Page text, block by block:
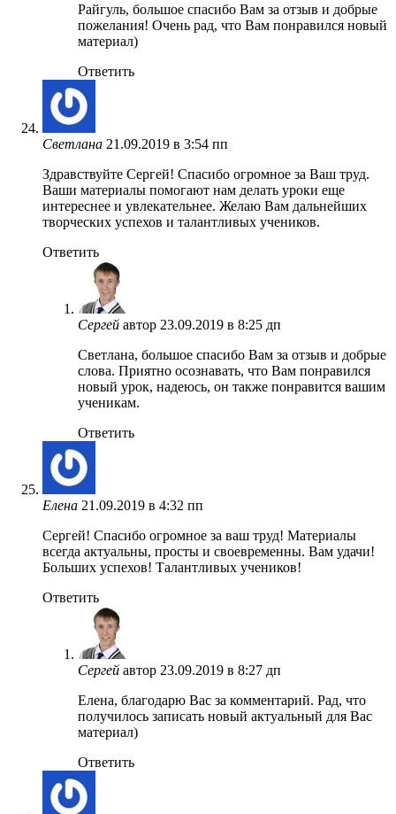
Райгуль, большое спасибо Вам за отзыв и добрые
пожелания! Очень рад, что Вам понравился новый
материал)
Ответить
Светлана 21.09.2019 в 3:54 пп
Здравствуйте Сергей! Спасибо огромное за Ваш труд.
Ваши материалы помогают нам делать уроки еще
интереснее и увлекательнее. Желаю Вам дальнейших
творческих успехов и талантливых учеников.
Ответить
Сергей автор 23.09.2019 в 8:25 дп
Светлана, большое спасибо Вам за отзыв и добрые
слова. Приятно осознавать, что Вам понравился
новый урок, надеюсь, он также понравится вашим
ученикам.
Ответить
Елена 21.09.2019 в 4:32 пп
Сергей! Спасибо огромное за ваш труд! Материалы
всегда актуальны, просты и своевременны. Вам удачи!
Больших успехов! Талантливых учеников!
Ответить
Сергей автор 23.09.2019 в 8:27 дп
Елена, благодарю Вас за комментарий. Рад, что
получилось записать новый актуальный для Вас
материал)
Ответить